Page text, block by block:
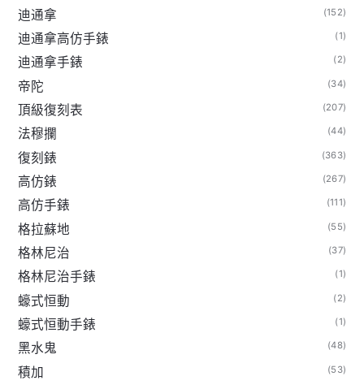
迪通拿 (152)
迪通拿高仿手錶 (1)
迪通拿手錶 (2)
帝陀 (34)
頂級復刻表 (207)
法穆攔 (44)
復刻錶 (363)
高仿錶 (267)
高仿手錶 (111)
格拉蘇地 (55)
格林尼治 (37)
格林尼治手錶 (1)
蠔式恒動 (2)
蠔式恒動手錶 (1)
黑水鬼 (48)
積加 (53)